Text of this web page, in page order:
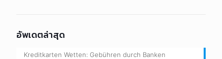
อัพเดตล่าสุด
Kreditkarten Wetten: Gebühren durch Banken